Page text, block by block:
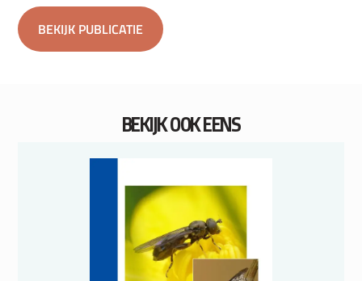
BEKIJK PUBLICATIE
BEKIJK OOK EENS